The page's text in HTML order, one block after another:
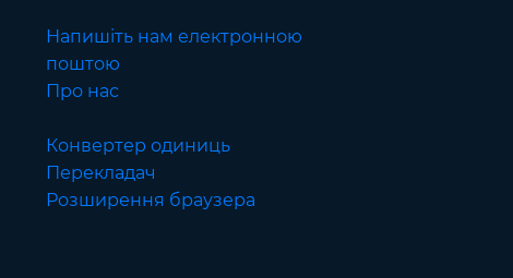
Напишіть нам електронною
поштою
Про нас
Конвертер одиниць
Перекладач
Розширення браузера